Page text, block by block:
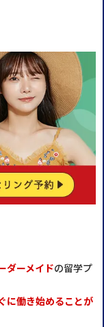
ダーメイドの留学プ
に働き始めることが